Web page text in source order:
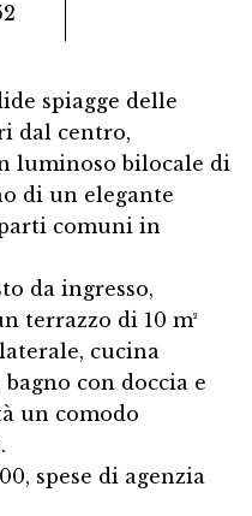
spiagge delle
dal centro,
luminoso bilocale di
di un elegante
comuni in
da ingresso,
terrazzo di 10 m²
cucina
con doccia e
un comodo
spese di agenzia